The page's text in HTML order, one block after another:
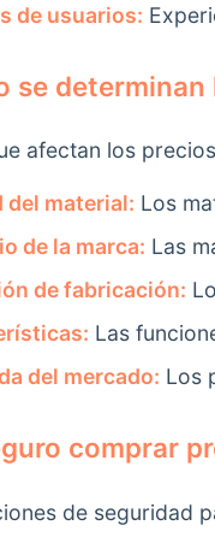
de usuarios:
se
afectan los
del material: Los
de la marca: Las
de fabricación:
Las
del mercado: Los
comprar
de seguridad